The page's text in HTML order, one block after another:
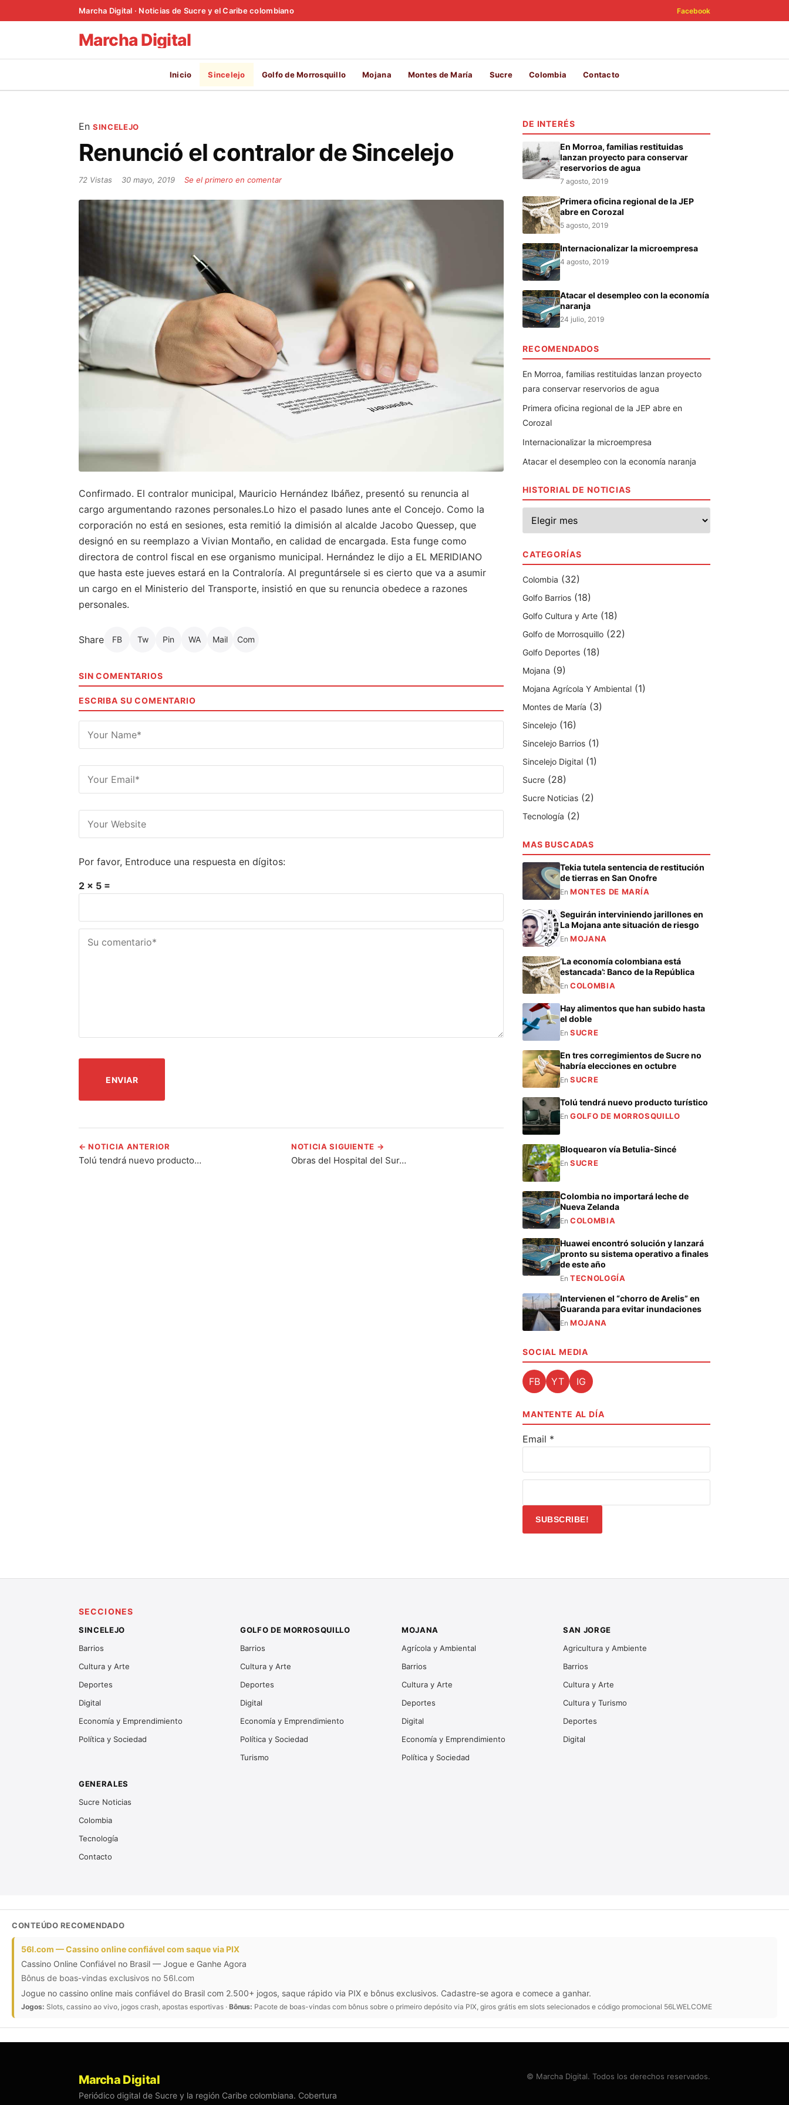
Marcha Digital · Noticias de Sucre y el Caribe colombiano Facebook
Marcha Digital
Inicio Sincelejo Golfo de Morrosquillo Mojana Montes de María Sucre Colombia Contacto
En SINCELEJO
Renunció el contralor de Sincelejo
72 Vistas 30 mayo, 2019 Se el primero en comentar
Confirmado. El contralor municipal, Mauricio Hernández Ibáñez, presentó su renuncia al
cargo argumentando razones personales.Lo hizo el pasado lunes ante el Concejo. Como la
corporación no está en sesiones, esta remitió la dimisión al alcalde Jacobo Quessep, que
designó en su reemplazo a Vivian Montaño, en calidad de encargada. Esta funge como
directora de control fiscal en ese organismo municipal. Hernández le dijo a EL MERIDIANO
que hasta este jueves estará en la Contraloría. Al preguntársele si es cierto que va a asumir
un cargo en el Ministerio del Transporte, insistió en que su renuncia obedece a razones
personales.
Share FB Tw Pin WA Mail Com
SIN COMENTARIOS
ESCRIBA SU COMENTARIO
Por favor, Entroduce una respuesta en dígitos:
2 × 5 =
← NOTICIA ANTERIOR
Tolú tendrá nuevo producto…
NOTICIA SIGUIENTE →
Obras del Hospital del Sur…
DE INTERÉS
En Morroa, familias restituidas
lanzan proyecto para conservar
reservorios de agua
7 agosto, 2019
Primera oficina regional de la JEP
abre en Corozal
5 agosto, 2019
Internacionalizar la microempresa
4 agosto, 2019
Atacar el desempleo con la economía
naranja
24 julio, 2019
RECOMENDADOS
En Morroa, familias restituidas lanzan proyecto
para conservar reservorios de agua
Primera oficina regional de la JEP abre en
Corozal
Internacionalizar la microempresa
Atacar el desempleo con la economía naranja
HISTORIAL DE NOTICIAS
CATEGORÍAS
Colombia (32)
Golfo Barrios (18)
Golfo Cultura y Arte (18)
Golfo de Morrosquillo (22)
Golfo Deportes (18)
Mojana (9)
Mojana Agrícola Y Ambiental (1)
Montes de María (3)
Sincelejo (16)
Sincelejo Barrios (1)
Sincelejo Digital (1)
Sucre (28)
Sucre Noticias (2)
Tecnología (2)
MAS BUSCADAS
Tekia tutela sentencia de restitución
de tierras en San Onofre
En MONTES DE MARÍA
Seguirán interviniendo jarillones en
La Mojana ante situación de riesgo
En MOJANA
‘La economía colombiana está
estancada’: Banco de la República
En COLOMBIA
Hay alimentos que han subido hasta
el doble
En SUCRE
En tres corregimientos de Sucre no
habría elecciones en octubre
En SUCRE
Tolú tendrá nuevo producto turístico
En GOLFO DE MORROSQUILLO
Bloquearon vía Betulia-Sincé
En SUCRE
Colombia no importará leche de
Nueva Zelanda
En COLOMBIA
Huawei encontró solución y lanzará
pronto su sistema operativo a finales
de este año
En TECNOLOGÍA
Intervienen el “chorro de Arelis” en
Guaranda para evitar inundaciones
En MOJANA
SOCIAL MEDIA
FB YT IG
MANTENTE AL DÍA
Email *
SECCIONES
SINCELEJO
Barrios
Cultura y Arte
Deportes
Digital
Economía y Emprendimiento
Política y Sociedad
GOLFO DE MORROSQUILLO
Barrios
Cultura y Arte
Deportes
Digital
Economía y Emprendimiento
Política y Sociedad
Turismo
MOJANA
Agrícola y Ambiental
Barrios
Cultura y Arte
Deportes
Digital
Economía y Emprendimiento
Política y Sociedad
SAN JORGE
Agricultura y Ambiente
Barrios
Cultura y Arte
Cultura y Turismo
Deportes
Digital
GENERALES
Sucre Noticias
Colombia
Tecnología
Contacto
CONTEÚDO RECOMENDADO
56l.com — Cassino online confiável com saque via PIX
Cassino Online Confiável no Brasil — Jogue e Ganhe Agora
Bônus de boas-vindas exclusivos no 56l.com
Jogue no cassino online mais confiável do Brasil com 2.500+ jogos, saque rápido via PIX e bônus exclusivos. Cadastre-se agora e comece a ganhar.
Jogos: Slots, cassino ao vivo, jogos crash, apostas esportivas · Bônus: Pacote de boas-vindas com bônus sobre o primeiro depósito via PIX, giros grátis em slots selecionados e código promocional 56LWELCOME
Marcha Digital
Periódico digital de Sucre y la región Caribe colombiana. Cobertura
© Marcha Digital. Todos los derechos reservados.